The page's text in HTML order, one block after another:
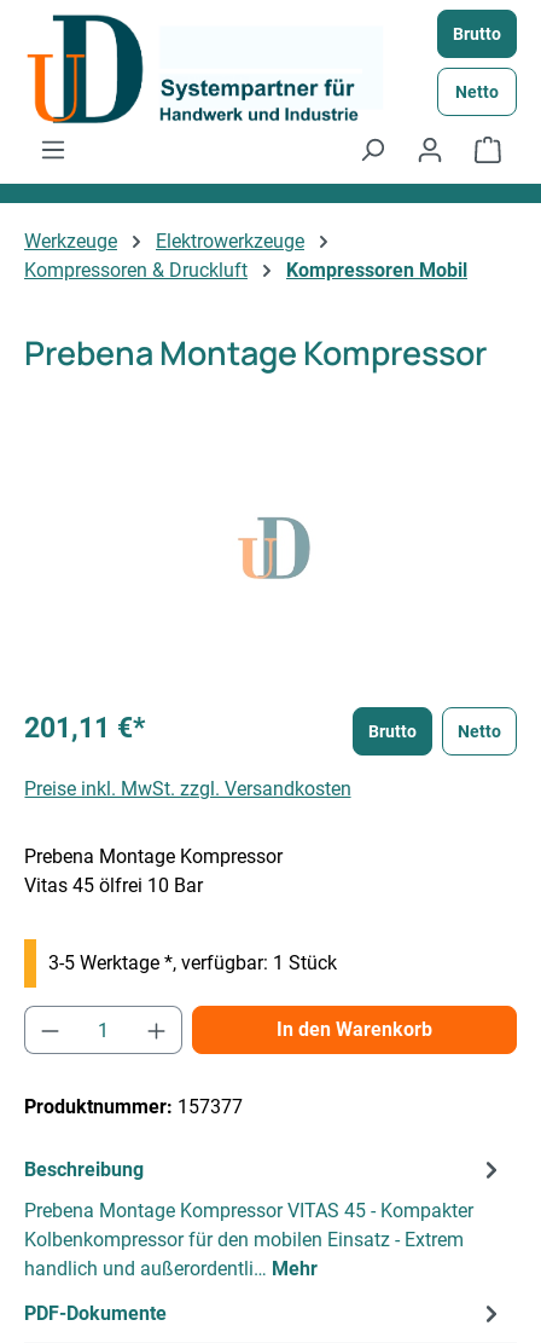
Zum Hauptinhalt springen Brutto
Netto
Werkzeuge
Elektrowerkzeuge
Kompressoren & Druckluft
Kompressoren Mobil
Prebena Montage Kompressor
201,11 €* Brutto Netto
Preise inkl. MwSt. zzgl. Versandkosten
Prebena Montage Kompressor
Vitas 45 ölfrei 10 Bar
3-5 Werktage *, verfügbar: 1 Stück
Produkt Anzahl: Gib den gewünschten
In den Warenkorb
Produktnummer: 157377
Beschreibung
Prebena Montage Kompressor VITAS 45 - Kompakter
Kolbenkompressor für den mobilen Einsatz - Extrem
handlich und außerordentli… Mehr
PDF-Dokumente